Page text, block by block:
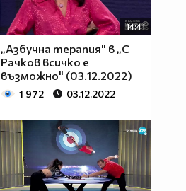
14:41
„Азбучна терапия" в „С
Рачков всичко е
възможно" (03.12.2022)
1 972 03.12.2022